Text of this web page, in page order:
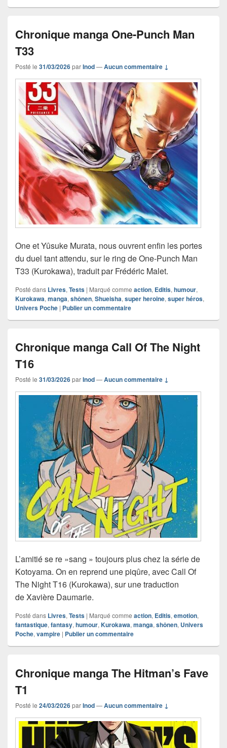
Chronique manga One-Punch Man
T33
Posté le 31/03/2026parInod—Aucun commentaire ↓
One et Yûsuke Murata, nous ouvrent enfin les portes
du duel tant attendu, sur le ring de One-Punch Man
T33 (Kurokawa), traduit par Frédéric Malet.
Posté dans Livres, Tests | Marqué comme action, Editis, humour,
Kurokawa, manga, shônen, Shueisha, super heroine, super héros,
Univers Poche | Publier un commentaire
Chronique manga Call Of The Night
T16
Posté le 31/03/2026parInod—Aucun commentaire ↓
L’amitié se re »sang » toujours plus chez la série de
Kotoyama. On en reprend une piqûre, avec Call Of
The Night T16 (Kurokawa), sur une traduction
de Xavière Daumarie.
Posté dans Livres, Tests | Marqué comme action, Editis, emotion,
fantastique, fantasy, humour, Kurokawa, manga, shônen, Univers
Poche, vampire | Publier un commentaire
Chronique manga The Hitman’s Fave
T1
Posté le 24/03/2026parInod—Aucun commentaire ↓